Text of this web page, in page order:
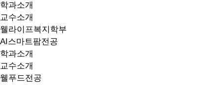
학과소개
교수소개
웰라이프복지학부
AI스마트팜전공
학과소개
교수소개
웰푸드전공